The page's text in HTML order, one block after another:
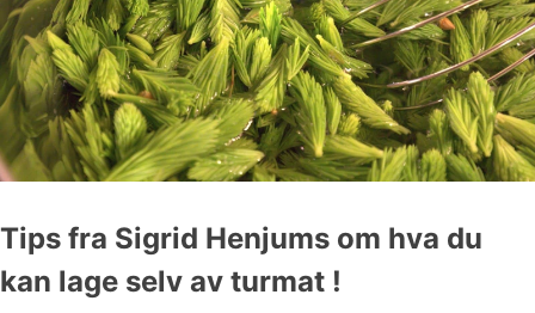
Tips fra Sigrid Henjums om hva du
kan lage selv av turmat !